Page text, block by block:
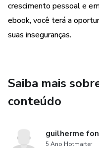
Comunicação Aberta:
comunicação eficazes
preocupações de maneira
Autoestima e Amor-
crescimento pessoal e
ebook, você terá a
suas inseguranças.
Saiba mais
conteúdo
guilherme
5 Ano Hotmarter